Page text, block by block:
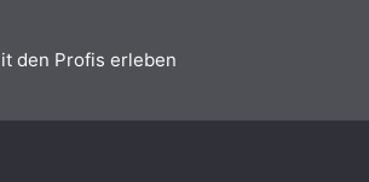
den Profis erleben